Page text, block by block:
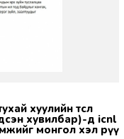
хувилбар)-д icnl
монгол хэл рүү